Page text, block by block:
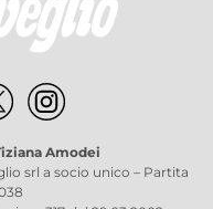
Amodei
srl a socio unico – Partita